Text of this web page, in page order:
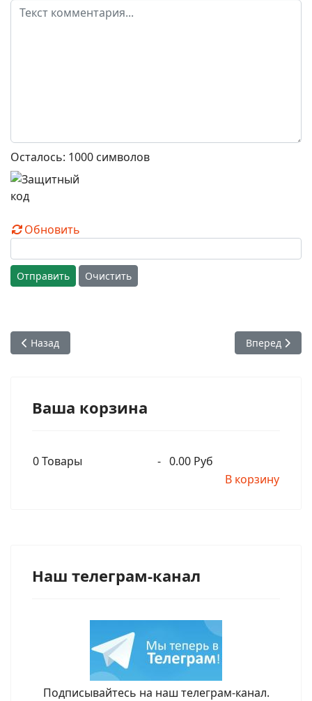
Осталось: 1000 символов
Обновить
Отправить Очистить
Предыдущий: 39. Агнихотра дас. Нижний Тагил
Назад Следующий:
Вперед
Ваша корзина
0Товары - 0.00 Руб
В корзину
Наш телеграм-канал
Подписывайтесь на наш телеграм-канал.